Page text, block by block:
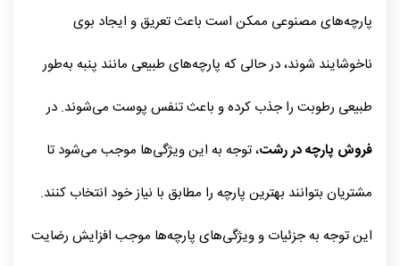
پارچه‌های مصنوعی ممکن است باعث تعریق و ایجاد بوی
ناخوشایند شوند، در حالی که پارچه‌های طبیعی مانند پنبه به‌طور
طبیعی رطوبت را جذب کرده و باعث تنفس پوست می‌شوند. در
فروش پارچه در رشت، توجه به این ویژگی‌ها موجب می‌شود تا
مشتریان بتوانند بهترین پارچه را مطابق با نیاز خود انتخاب کنند.
این توجه به جزئیات و ویژگی‌های پارچه‌ها موجب افزایش رضایت